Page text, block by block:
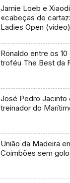
Jamie Loeb e
«cabeças de
Ladies Open (vídeo)
Ronaldo entre os
troféu The Best da
José Pedro Jacinto
treinador do
União da Madeira
Coimbões sem